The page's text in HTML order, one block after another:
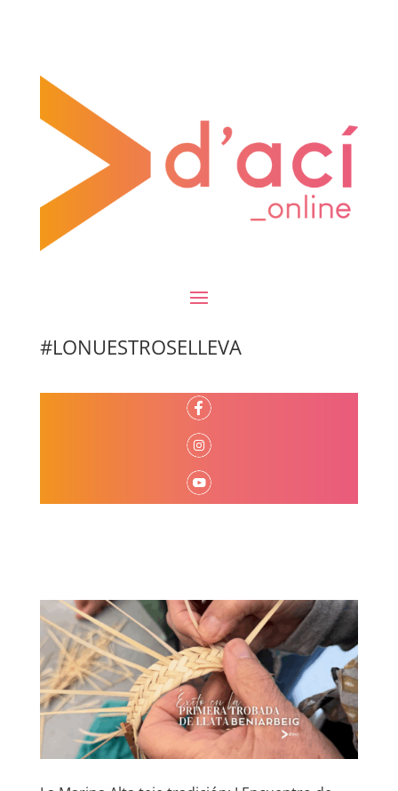
#LONUESTROSELLEVA